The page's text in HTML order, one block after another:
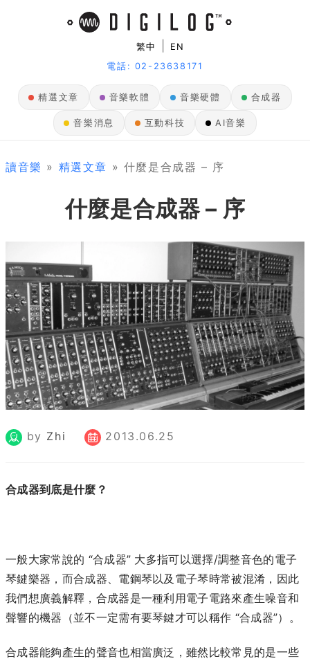
繁中
EN
電話: 02-23638171
精選文章 音樂軟體 音樂硬體 合成器
音樂消息 互動科技 AI音樂
讀音樂 » 精選文章 » 什麼是合成器 – 序
什麼是合成器 – 序
by Zhi 2013.06.25
合成器到底是什麼？
一般大家常說的 “合成器” 大多指可以選擇/調整音色的電子
琴鍵樂器，而合成器、電鋼琴以及電子琴時常被混淆，因此
我們想廣義解釋，合成器是一種利用電子電路來產生噪音和
聲響的機器（並不一定需有要琴鍵才可以稱作 “合成器”）。
合成器能夠產生的聲音也相當廣泛，雖然比較常見的是一些